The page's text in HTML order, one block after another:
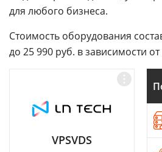
для любого бизнеса.
Стоимость оборудования
до 25 990 руб. в зависимости
VPSVDS